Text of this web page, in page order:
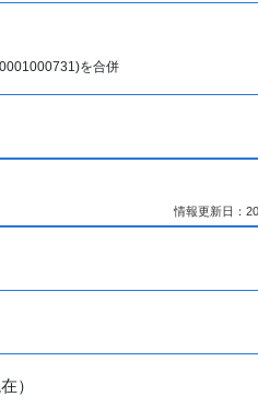
を合併
情報更新日：
）